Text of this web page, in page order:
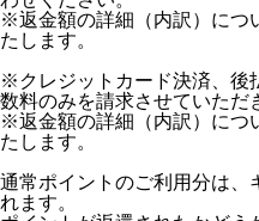
※返金額の詳細（内訳）につ
たします。
※クレジットカード決済、後
数料のみを請求させていただ
※返金額の詳細（内訳）につ
たします。
通常ポイントのご利用分は、
れます。